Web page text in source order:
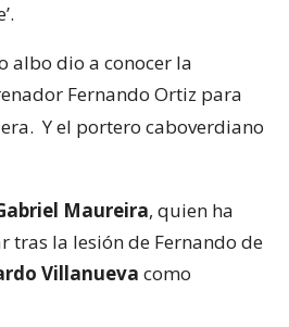
albo dio a conocer la
Fernando Ortiz para
Y el portero caboverdiano
Maureira, quien ha
la lesión de Fernando de
Villanueva como